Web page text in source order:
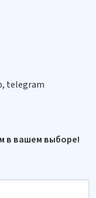
telegram
в вашем выборе!